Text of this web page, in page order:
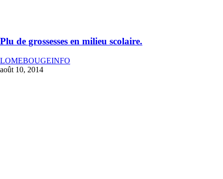
Plu de grossesses en milieu scolaire.
LOMEBOUGEINFO
août 10, 2014